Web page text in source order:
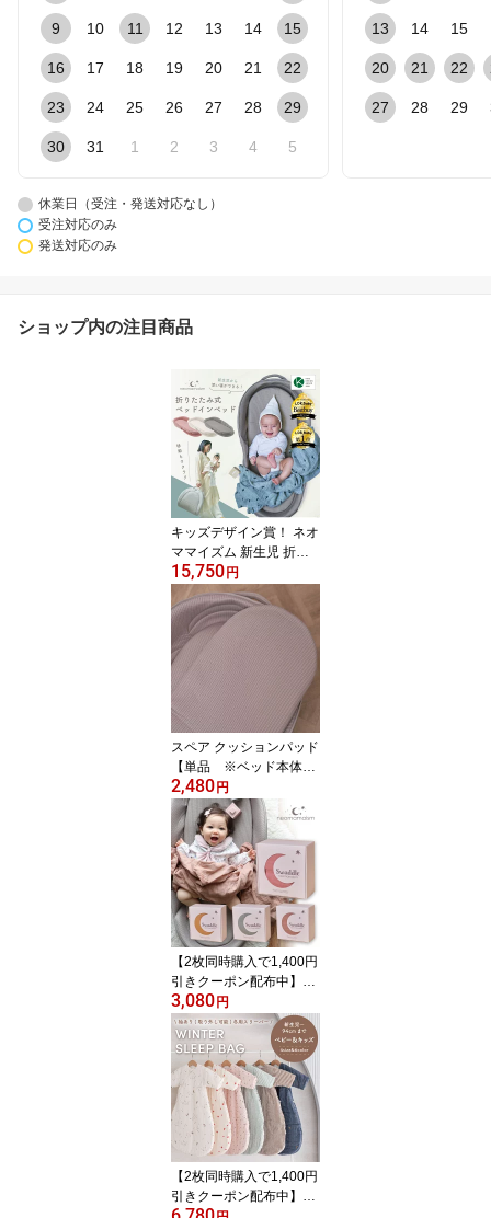
9 10 11 12 13 14 15
16 17 18 19 20 21 22
23 24 25 26 27 28 29
30 31 1 2 3 4 5
13 14 15
20 21 22
27 28 29
休業日（受注・発送対応なし）
受注対応のみ
発送対応のみ
ショップ内の注目商品
キッズデザイン賞！ ネオ
ママイズム 新生児 折り
たたみ ベッドインベッド
使用月齢：新生児〜18ヶ
月 送料無料 ベビーベッ
ド 洗濯機丸洗いOK 軽量
携帯用バッグ付き ギフト
出産祝い クーファン ベ
ビー布団 ベットインベッ
ト neomamaism
15,750円
スペア クッションパッド
【単品 ※ベッド本体は
付属しません】ネオママ
イズム ベッドインベッド
専用 洗替 必需品 洗濯機
OK 丸洗い 可 ベビーベッ
ド 別売り トッポンチー
ノ 抱っこ布団 出産準備
新生児 通気性 ベビー 赤
ちゃん 用
2,480円
【2枚同時購入で1,400円
引きクーポン配布中】ネ
オママイズム 無地カラー
おくるみ ケープ ふんわ
り オーガニックコットン
100% モスリンコットン
大判サイズ 120cm×120c
m ベビー ギフト 出産祝
い 化粧箱入り スワドル
くすみカラー オシャレ
3,080円
【2枚同時購入で1,400円
引きクーポン配布中】キ